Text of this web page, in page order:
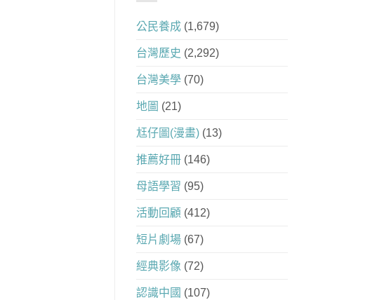
公民養成(1,679)
台灣歷史 (2,292)
台灣美學(70)
地圖 (21)
尪仔圖(漫畫)(13)
推薦好冊(146)
母語學習 (95)
活動回顧 (412)
短片劇場(67)
經典影像 (72)
認識中國 (107)